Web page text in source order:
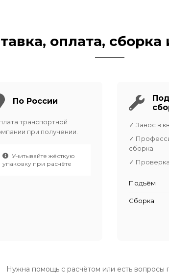
оплата, сборка
По России
транспортной
при получении.
Учитывайте жёсткую
упаковку при расчёте
✓ Занос в
✓
сборка
✓
Подъём
Сборка
Нужна помощь с расчётом или есть вопросы